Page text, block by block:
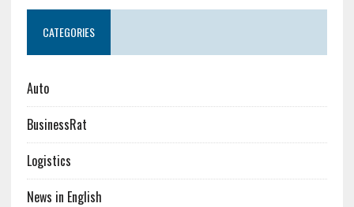
CATEGORIES
Auto
BusinessRat
Logistics
News in English